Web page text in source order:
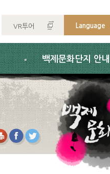
VR투어 Language
백제문화단지 안내